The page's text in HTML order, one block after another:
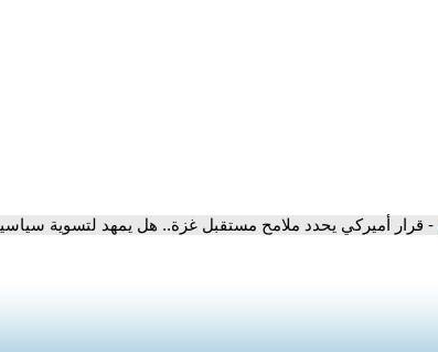
- قرار أميركي يحدد ملامح مستقبل غزة.. هل يمهد لتسوية